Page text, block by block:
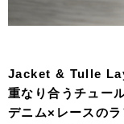
Jacket & Tulle
重なり合うチュー
デニム×レースの